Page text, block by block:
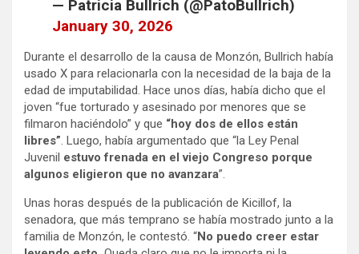
— Patricia Bullrich (@PatoBullrich)
January 30, 2026
Durante el desarrollo de la causa de Monzón, Bullrich había
usado X para relacionarla con la necesidad de la baja de la
edad de imputabilidad. Hace unos días, había dicho que el
joven “fue torturado y asesinado por menores que se
filmaron haciéndolo” y que “hoy dos de ellos están
libres”. Luego, había argumentado que “la Ley Penal
Juvenil estuvo frenada en el viejo Congreso porque
algunos eligieron que no avanzara”.
Unas horas después de la publicación de Kicillof, la
senadora, que más temprano se había mostrado junto a la
familia de Monzón, le contestó. “No puedo creer estar